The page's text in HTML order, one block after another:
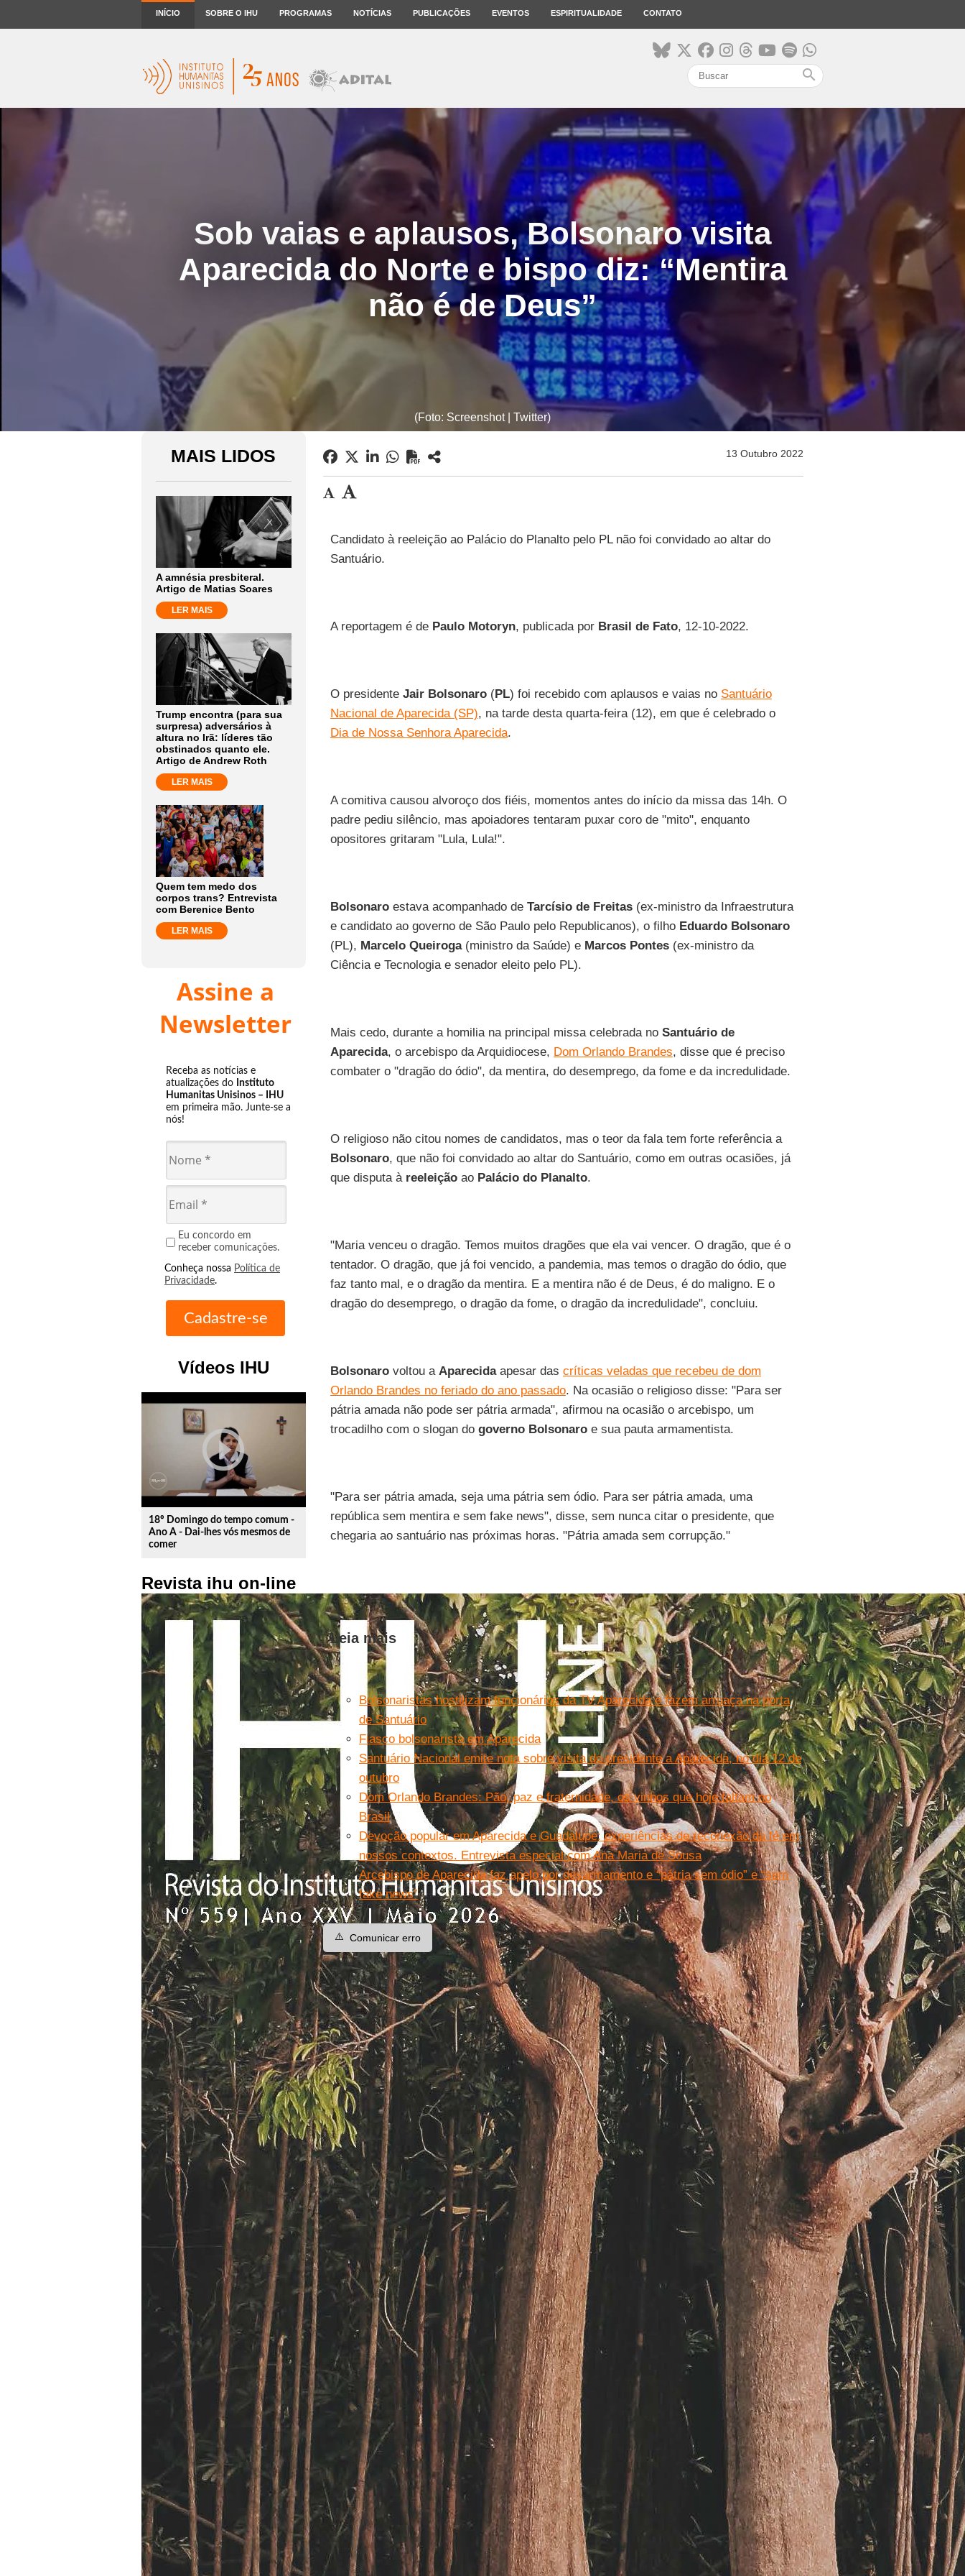
INÍCIO SOBRE O IHU PROGRAMAS NOTÍCIAS PUBLICAÇÕES EVENTOS ESPIRITUALIDADE CONTATO
search
Sob vaias e aplausos, Bolsonaro visita
Aparecida do Norte e bispo diz: “Mentira
não é de Deus”
(Foto: Screenshot | Twitter)
MAIS LIDOS
A amnésia presbiteral.
Artigo de Matias Soares
LER MAIS
Trump encontra (para sua
surpresa) adversários à
altura no Irã: líderes tão
obstinados quanto ele.
Artigo de Andrew Roth
LER MAIS
Quem tem medo dos
corpos trans? Entrevista
com Berenice Bento
LER MAIS
Assine a
Newsletter
Receba as notícias e
atualizações do Instituto
Humanitas Unisinos – IHU
em primeira mão. Junte-se a
nós!
Eu concordo em
receber comunicações.
Conheça nossa Política de
Privacidade.
Vídeos IHU
play_circle_outline
18º Domingo do tempo comum -
Ano A - Dai-lhes vós mesmos de
comer
Revista ihu on-line
13 Outubro 2022
Candidato à reeleição ao Palácio do Planalto pelo PL não foi convidado ao altar do
Santuário.
A reportagem é de Paulo Motoryn, publicada por Brasil de Fato, 12-10-2022.
O presidente Jair Bolsonaro(PL) foi recebido com aplausos e vaias no Santuário
Nacional de Aparecida (SP), na tarde desta quarta-feira (12), em que é celebrado o
Dia de Nossa Senhora Aparecida.
A comitiva causou alvoroço dos fiéis, momentos antes do início da missa das 14h. O
padre pediu silêncio, mas apoiadores tentaram puxar coro de "mito", enquanto
opositores gritaram "Lula, Lula!".
Bolsonaroestava acompanhado de Tarcísio de Freitas(ex-ministro da Infraestrutura
e candidato ao governo de São Paulo pelo Republicanos), o filho Eduardo Bolsonaro
(PL), Marcelo Queiroga(ministro da Saúde) e Marcos Pontes(ex-ministro da
Ciência e Tecnologia e senador eleito pelo PL).
Mais cedo, durante a homilia na principal missa celebrada no Santuário de
Aparecida, o arcebispo da Arquidiocese, Dom Orlando Brandes, disse que é preciso
combater o "dragão do ódio", da mentira, do desemprego, da fome e da incredulidade.
O religioso não citou nomes de candidatos, mas o teor da fala tem forte referência a
Bolsonaro, que não foi convidado ao altar do Santuário, como em outras ocasiões, já
que disputa à reeleiçãoao Palácio do Planalto.
"Maria venceu o dragão. Temos muitos dragões que ela vai vencer. O dragão, que é o
tentador. O dragão, que já foi vencido, a pandemia, mas temos o dragão do ódio, que
faz tanto mal, e o dragão da mentira. E a mentira não é de Deus, é do maligno. E o
dragão do desemprego, o dragão da fome, o dragão da incredulidade", concluiu.
Bolsonarovoltou a Aparecidaapesar das críticas veladas que recebeu de dom
Orlando Brandes no feriado do ano passado. Na ocasião o religioso disse: "Para ser
pátria amada não pode ser pátria armada", afirmou na ocasião o arcebispo, um
trocadilho com o slogan do governo Bolsonaroe sua pauta armamentista.
"Para ser pátria amada, seja uma pátria sem ódio. Para ser pátria amada, uma
república sem mentira e sem fake news", disse, sem nunca citar o presidente, que
chegaria ao santuário nas próximas horas. "Pátria amada sem corrupção."
Leia mais
Bolsonaristas hostilizam funcionários da TV Aparecida e fazem arruaça na porta
de Santuário
Fiasco bolsonarista em Aparecida
Santuário Nacional emite nota sobre visita do presidente a Aparecida, no dia 12 de
outubro
Dom Orlando Brandes: Pão, paz e fraternidade, os vinhos que hoje faltam no
Brasil
Devoção popular em Aparecida e Guadalupe: experiências de reconexão da fé em
nossos contextos. Entrevista especial com Ana Maria de Sousa
Arcebispo de Aparecida faz apelo por desarmamento e “pátria sem ódio” e “sem
fake news”
⚠️ Comunicar erro